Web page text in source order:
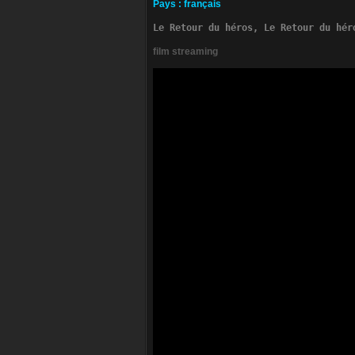
Pa­ys : français
Le Retour du héros, Le Retour du
film streaming